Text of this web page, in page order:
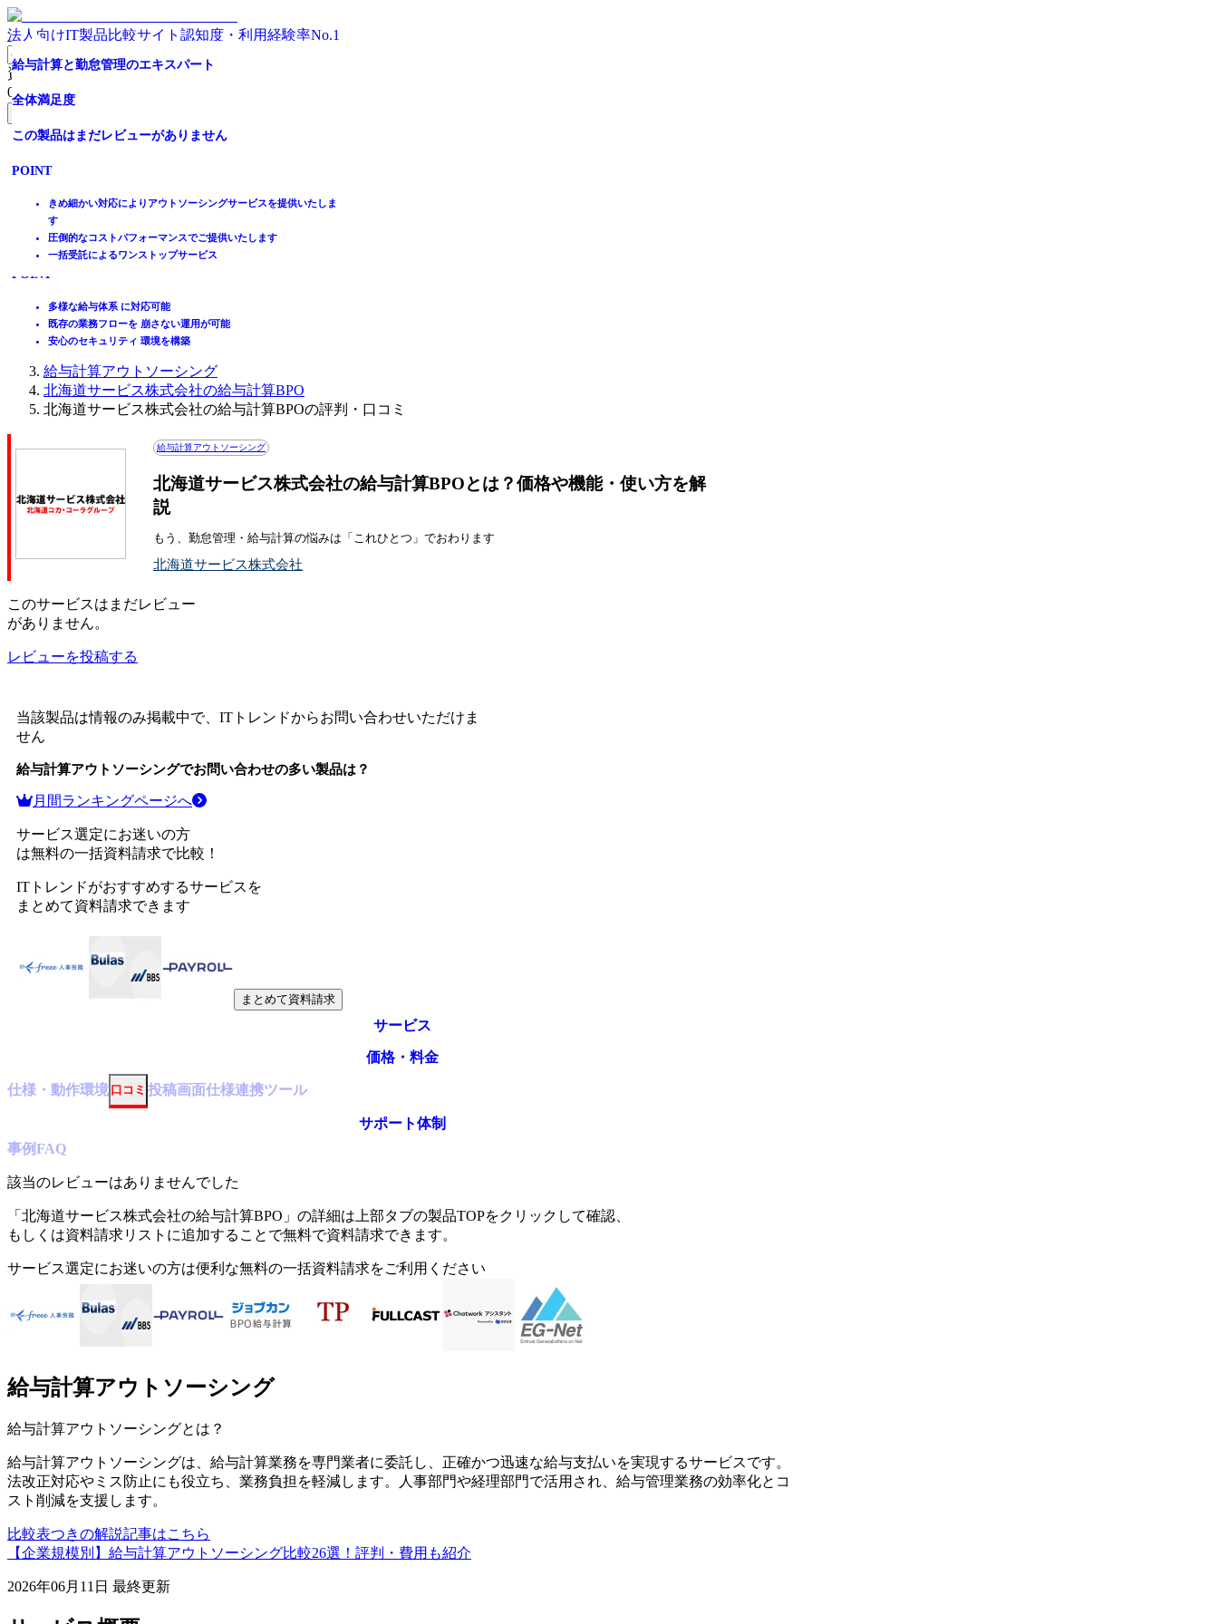
法人向けIT製品比較サイト 認知度・利用経験率No.1
資料請求リスト
0 件
製品を探す
記事を読む
はじめての方へ
掲載について
ITトレンドへの掲載
動画で学ぶ
IT製品比較TOP
給与計算アウトソーシング
北海道サービス株式会社の給与計算BPO
北海道サービス株式会社の給与計算BPOの評判・口コミ
給与計算アウトソーシング
北海道サービス株式会社の給与計算BPOとは？価格や機能・使い方を解
説
もう、勤怠管理・給与計算の悩みは「これひとつ」でおわります
北海道サービス株式会社
このサービスはまだレビュー
がありません。
レビューを投稿する
当該製品は情報のみ掲載中で、ITトレンドからお問い合わせいただけま
せん
給与計算アウトソーシングでお問い合わせの多い製品は？
月間ランキングページへ
サービス選定にお迷いの方
は無料の一括資料請求で比較！
ITトレンドがおすすめするサービスを
まとめて資料請求できます
まとめて資料請求
サービス
価格・料金
仕様・動作環境 口コミ 投稿画面仕様連携ツール
サポート体制
事例FAQ
該当のレビューはありませんでした
「 北海道サービス株式会社の給与計算BPO 」の詳細は上部タブの製品TOPをクリックして確認、
もしくは資料請求リストに追加することで無料で資料請求できます。
サービス選定にお迷いの方は便利な無料の一括資料請求をご利用ください
単なるBPOではなく、企業の将来を見据えた構築へ
全体満足度
☆☆☆☆☆
POINT
転記作業ゼロ！全ての業務を一気通貫で管理できる
勤怠から給与明細まで、すべてをペーパーレス化
抜け漏れをゼロ！アラート機能でやるべきことを可視化できる
全体満足度
☆☆☆☆☆
4.1
POINT
給与計算実務の有資格者によるスタッフが高品質で柔軟な対応
全体満足度
☆☆☆☆☆
3.6
POINT
お客様の業務改善（BPR）を実現
給与計算をまるごとアウトソーシング
全体満足度
☆☆☆☆☆
POINT
クラウドシステム活用による運用の透明性
シリーズ連携によるバックオフィス全体の効率化
システム×専門スタッフによる高いコストパフォーマンス
全体満足度
☆☆☆☆☆
5.0
POINT
【正確さ・便利さ・スピード】を追求し、信頼を得ております。
様々な給与計算の仕様をカスタマイズし、作業効率を高めます。
委託をご検討の方必見！
全体満足度
☆☆☆☆☆
POINT
多様な給与体系 に対応可能
既存の業務フローを 崩さない運用が可能
安心のセキュリティ 環境を構築
全体満足度
この製品はまだレビューがありません
POINT
複数の業務を組み合わせて依頼でき、月額3.8万円から利用可能
プロのアシスタントによるチームで高品質なサポートを提供
給与計算と勤怠管理のエキスパート
全体満足度
この製品はまだレビューがありません
POINT
きめ細かい対応によりアウトソーシングサービスを提供いたしま
す
圧倒的なコストパフォーマンスでご提供いたします
一括受託によるワンストップサービス
給与計算アウトソーシング
給与計算アウトソーシングとは？
給与計算アウトソーシングは、給与計算業務を専門業者に委託し、正確かつ迅速な給与支払いを実現するサービスです。
法改正対応やミス防止にも役立ち、業務負担を軽減します。人事部門や経理部門で活用され、給与管理業務の効率化とコ
スト削減を支援します。
比較表つきの解説記事はこちら
【企業規模別】給与計算アウトソーシング比較26選！評判・費用も紹介
2026年06月11日 最終更新